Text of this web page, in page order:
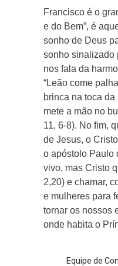
Francisco é o
e do Bem”, é
sonho de Deus
sonho sinalizado
nos fala da
“Leão come
brinca na toca
mete a mão no
11, 6-8). No fim,
de Jesus, o
o apóstolo Paulo
vivo, mas Cristo
2,20) e chamar,
e mulheres para
tornar os nossos
onde habita o
Equipe de